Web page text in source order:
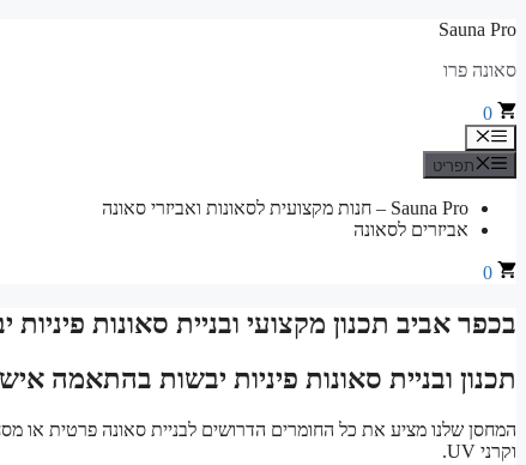
לדלג
Sauna Pro
סאונה פרו
0
תפריט
תפריט
Sauna Pro – חנות מקצועית לסאונות ואביזרי סאונה
אביזרים לסאונה
0
בכפר אביב תכנון מקצועי ובניית סאונות
תכנון ובניית סאונות פיניות יבשות בהתאמה
המחסן שלנו מציע את כל החומרים הדרושים לבניית סאונה פרטית או
וקרני UV.